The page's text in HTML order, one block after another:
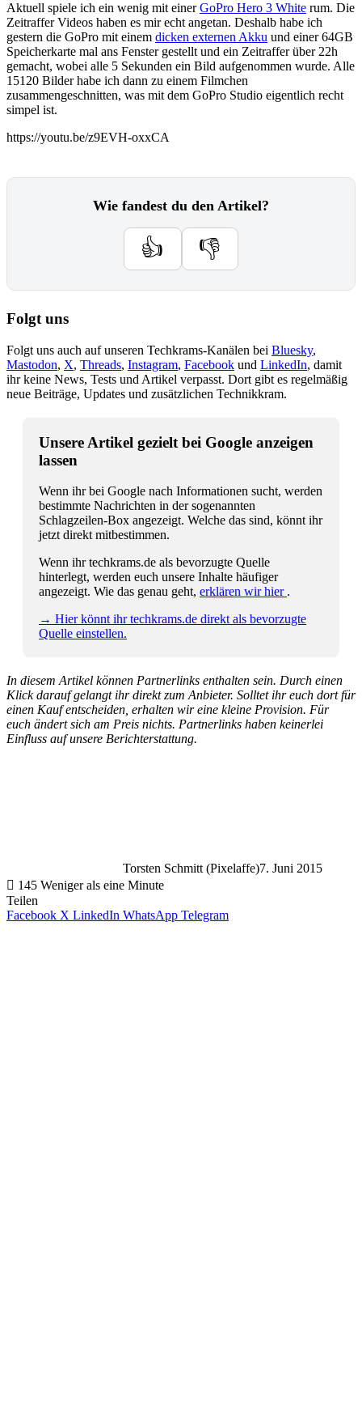
Aktuell spiele ich ein wenig mit einerGoPro Hero 3 White rum. Die
Zeitraffer Videos haben es mir echt angetan. Deshalb habe ich
gestern die GoPro mit einem dicken externen Akku und einer 64GB
Speicherkarte mal ans Fenster gestellt und ein Zeitraffer über 22h
gemacht, wobei alle 5 Sekunden ein Bild aufgenommen wurde. Alle
15120 Bilder habe ich dann zu einem Filmchen
zusammengeschnitten, was mit dem GoPro Studio eigentlich recht
simpel ist.
https://youtu.be/z9EVH-oxxCA
Wie fandest du den Artikel?
👍 👎
Folgt uns
Folgt uns auch auf unseren Techkrams-Kanälen bei Bluesky,
Mastodon, X, Threads, Instagram, Facebook und LinkedIn, damit
ihr keine News, Tests und Artikel verpasst. Dort gibt es regelmäßig
neue Beiträge, Updates und zusätzlichen Technikkram.
Unsere Artikel gezielt bei Google anzeigen
lassen
Wenn ihr bei Google nach Informationen sucht, werden
bestimmte Nachrichten in der sogenannten
Schlagzeilen-Box angezeigt. Welche das sind, könnt ihr
jetzt direkt mitbestimmen.
Wenn ihr techkrams.de als bevorzugte Quelle
hinterlegt, werden euch unsere Inhalte häufiger
angezeigt. Wie das genau geht, erklären wir hier .
→ Hier könnt ihr techkrams.de direkt als bevorzugte
Quelle einstellen.
In diesem Artikel können Partnerlinks enthalten sein. Durch einen
Klick darauf gelangt ihr direkt zum Anbieter. Solltet ihr euch dort für
einen Kauf entscheiden, erhalten wir eine kleine Provision. Für
euch ändert sich am Preis nichts. Partnerlinks haben keinerlei
Einfluss auf unsere Berichterstattung.
Torsten Schmitt (Pixelaffe)7. Juni 2015
145 Weniger als eine Minute
Teilen
Facebook X LinkedIn WhatsApp Telegram